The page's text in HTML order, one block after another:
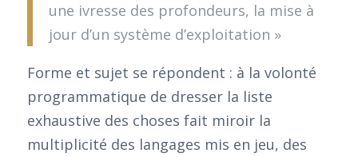
une ivresse des profondeurs, la mise à
jour d’un système d’exploitation »
Forme et sujet se répondent : à la volonté
programmatique de dresser la liste
exhaustive des choses fait miroir la
multiplicité des langages mis en jeu, des